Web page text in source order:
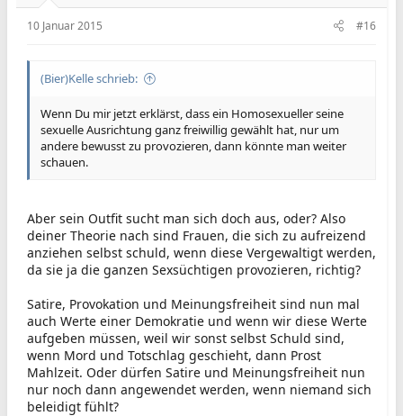
10 Januar 2015 #16
(Bier)Kelle schrieb:
Wenn Du mir jetzt erklärst, dass ein Homosexueller seine
sexuelle Ausrichtung ganz freiwillig gewählt hat, nur um
andere bewusst zu provozieren, dann könnte man weiter
schauen.
Aber sein Outfit sucht man sich doch aus, oder? Also
deiner Theorie nach sind Frauen, die sich zu aufreizend
anziehen selbst schuld, wenn diese Vergewaltigt werden,
da sie ja die ganzen Sexsüchtigen provozieren, richtig?
Satire, Provokation und Meinungsfreiheit sind nun mal
auch Werte einer Demokratie und wenn wir diese Werte
aufgeben müssen, weil wir sonst selbst Schuld sind,
wenn Mord und Totschlag geschieht, dann Prost
Mahlzeit. Oder dürfen Satire und Meinungsfreiheit nun
nur noch dann angewendet werden, wenn niemand sich
beleidigt fühlt?